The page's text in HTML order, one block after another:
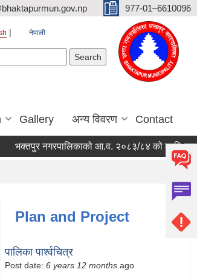
977-01–6610096
नेपाली
Gallery अन्य विवरण Contact
भक्तपुर नगरपालिकाको आ.व. २०८३/८४ को लागि
Plan and Project
पालिका पार्श्वचित्र
Post date: 6 years 12 months ago